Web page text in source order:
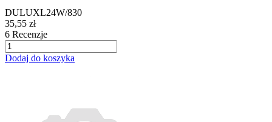
DULUXL24W/830
35,55 zł
6 Recenzje
Dodaj do koszyka